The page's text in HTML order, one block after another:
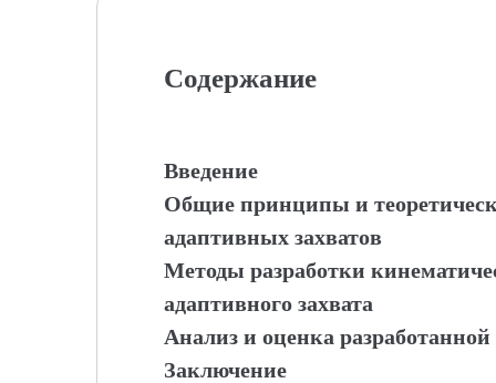
Содержание
Введение
Общие принципы и
адаптивных захватов
Методы разработки
адаптивного захвата
Анализ и оценка
Заключение